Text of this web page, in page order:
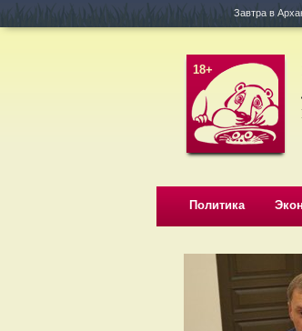
Завтра в
18+
Политика